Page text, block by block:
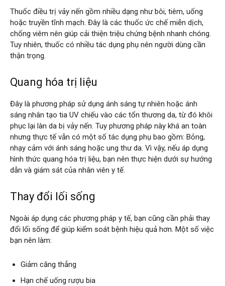
Thuốc điều trị vảy nến gồm nhiều dạng như bôi, tiêm, uống
hoặc truyền tĩnh mạch. Đây là các thuốc ức chế miễn dịch,
chống viêm nên giúp cải thiện triệu chứng bệnh nhanh chóng.
Tuy nhiên, thuốc có nhiều tác dụng phụ nên người dùng cần
thận trọng.
Quang hóa trị liệu
Đây là phương pháp sử dụng ánh sáng tự nhiên hoặc ánh
sáng nhân tạo tia UV chiếu vào các tổn thương da, từ đó khôi
phục lại làn da bị vảy nến. Tuy phương pháp này khá an toàn
nhưng thực tế vẫn có một số tác dụng phụ bao gồm: Bỏng,
nhạy cảm với ánh sáng hoặc ung thư da. Vì vậy, nếu áp dụng
hình thức quang hóa trị liệu, bạn nên thực hiện dưới sự hướng
dẫn và giám sát của nhân viên y tế.
Thay đổi lối sống
Ngoài áp dụng các phương pháp y tế, bạn cũng cần phải thay
đổi lối sống để giúp kiểm soát bệnh hiệu quả hơn. Một số việc
bạn nên làm:
Giảm căng thẳng
Hạn chế uống rượu bia